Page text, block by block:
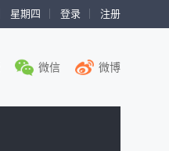
星期四 登录 注册
微信 微博